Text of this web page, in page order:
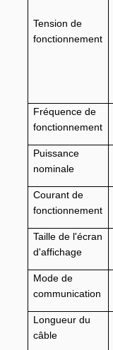
Tension de
fonctionnement
Fréquence de
fonctionnement
Puissance
nominale
Courant de
fonctionnement
Taille de l'écran
d'affichage
Mode de
communication
Longueur du
câble